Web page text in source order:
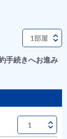
手続きへお進み